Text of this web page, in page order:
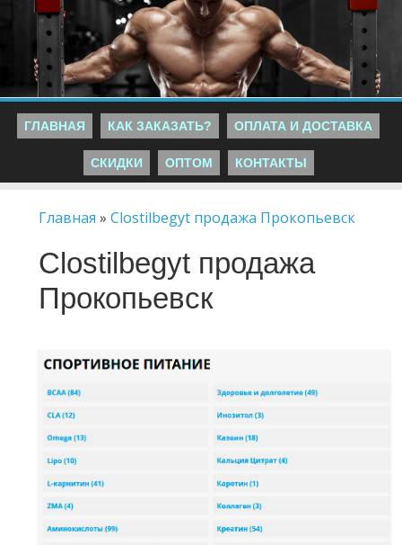
ГЛАВНАЯ КАК ЗАКАЗАТЬ? ОПЛАТА И ДОСТАВКА
СКИДКИ ОПТОМ КОНТАКТЫ
Главная »Clostilbegyt продажа Прокопьевск
Clostilbegyt продажа
Прокопьевск